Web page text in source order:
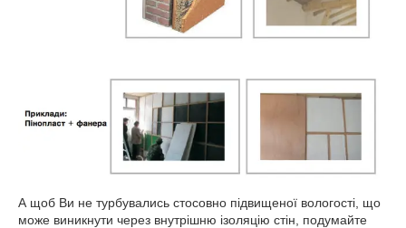
А щоб Ви не турбувались стосовно підвищеної вологості, що
може виникнути через внутрішню ізоляцію стін, подумайте